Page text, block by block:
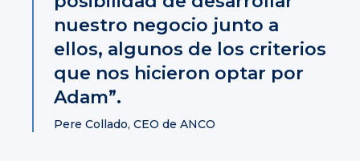
nuestro negocio junto a
ellos, algunos de los criterios
que nos hicieron optar por
Adam”.
Pere Collado, CEO de ANCO